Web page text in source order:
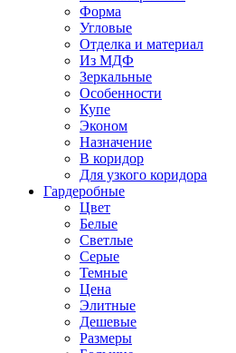
Форма
Угловые
Отделка и материал
Из МДФ
Зеркальные
Особенности
Купе
Эконом
Назначение
В коридор
Для узкого коридора
Гардеробные
Цвет
Белые
Светлые
Серые
Темные
Цена
Элитные
Дешевые
Размеры